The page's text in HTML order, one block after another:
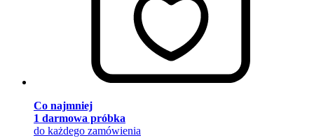
Co najmniej
1 darmowa próbka
do każdego zamówienia